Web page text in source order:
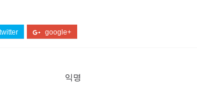
twitter google+
익명